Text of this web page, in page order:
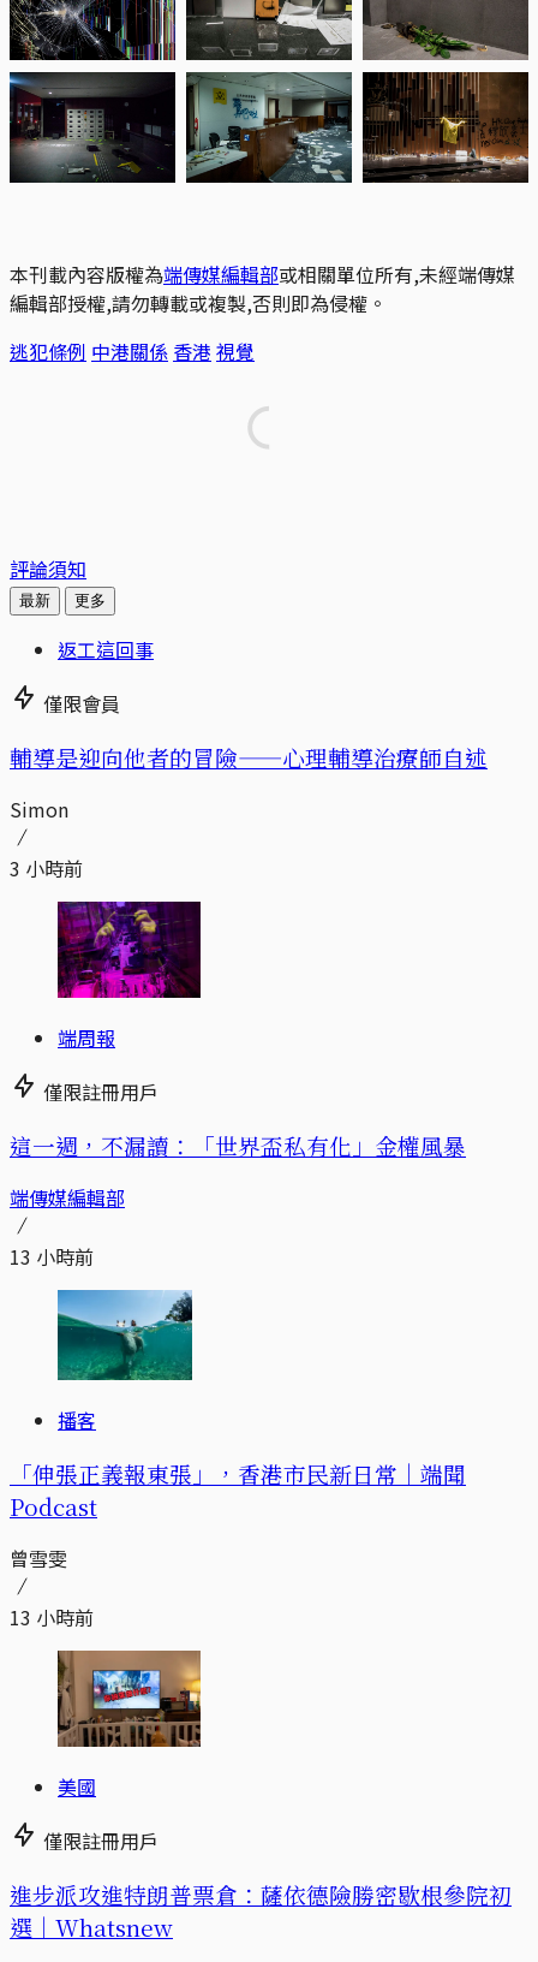
本刊載內容版權為端傳媒編輯部或相關單位所有,未經端傳媒
編輯部授權,請勿轉載或複製,否則即為侵權。
逃犯條例 中港關係 香港 視覺
評論須知
最新 更多
返工這回事
僅限會員
輔導是迎向他者的冒險——心理輔導治療師自述
Simon
3 小時前
端周報
僅限註冊用戶
這一週，不漏讀：「世界盃私有化」金權風暴
端傳媒編輯部
13 小時前
播客
「伸張正義報東張」，香港市民新日常｜端聞
Podcast
曾雪雯
13 小時前
美國
僅限註冊用戶
進步派攻進特朗普票倉：薩依德險勝密歇根參院初
選｜Whatsnew